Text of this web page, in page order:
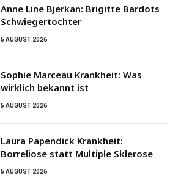
Anne Line Bjerkan: Brigitte Bardots
Schwiegertochter
5 AUGUST 2026
Sophie Marceau Krankheit: Was
wirklich bekannt ist
5 AUGUST 2026
Laura Papendick Krankheit:
Borreliose statt Multiple Sklerose
5 AUGUST 2026